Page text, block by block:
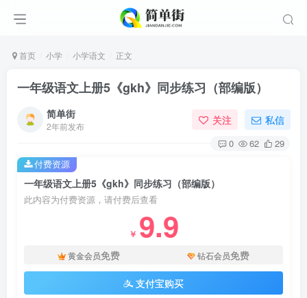
首页 小学 小学语文 正文
一年级语文上册5《gkh》同步练习（部编版）
简单街
2年前发布 关注 私信
0 62 29
一年级语文上册5《gkh》同步练习（部编版）
此内容为付费资源，请付费后查看
￥ 9.9
黄金会员免费 钻石会员免费
支付宝购买
付费资源